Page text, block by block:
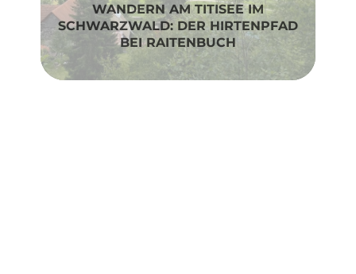
WANDERN AM TITISEE IM
SCHWARZWALD: DER HIRTENPFAD
BEI RAITENBUCH
BADEPARADIES SCHWARZWALD